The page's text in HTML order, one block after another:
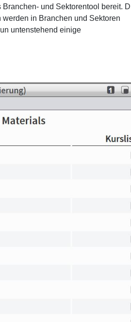
und Sektorentool bereit.
in Branchen und Sektoren
untenstehend einige